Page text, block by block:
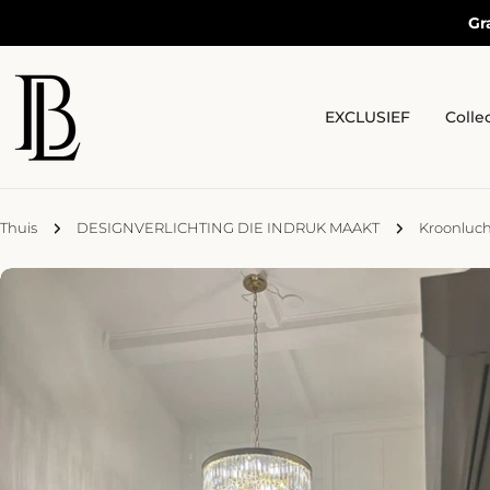
EXCLUSIEF
Thuis DESIGNVERLICHTING DIE INDRUK MAAKT
Ga